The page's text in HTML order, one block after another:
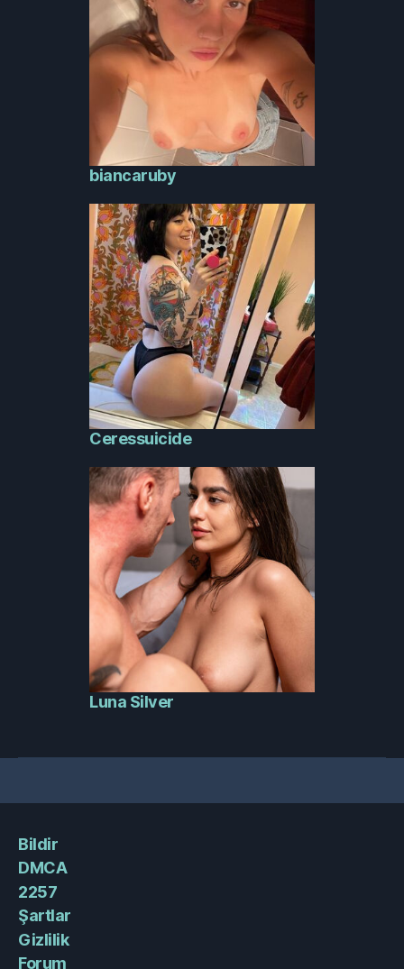
biancaruby
Ceressuicide
Luna Silver
Bildir
DMCA
2257
Şartlar
Gizlilik
Forum